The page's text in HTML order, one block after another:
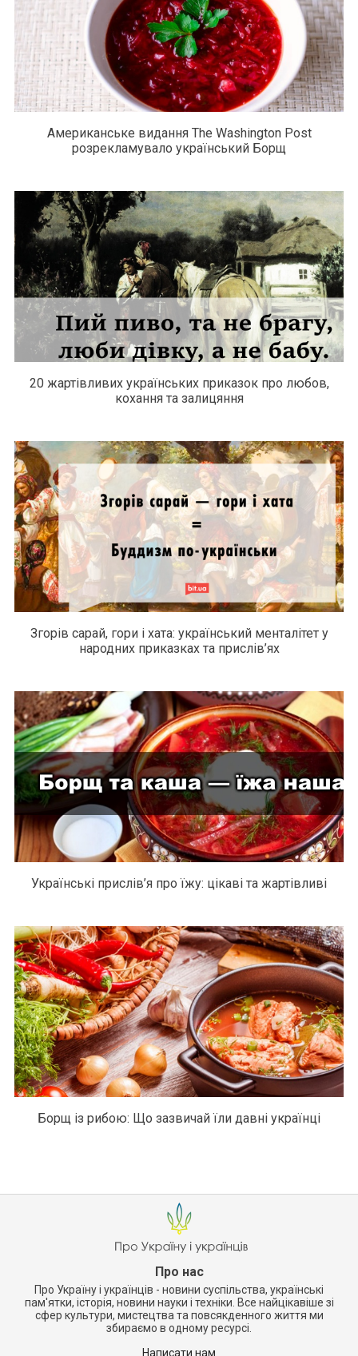
Американське видання The Washington Post
розрекламувало український Борщ
20 жартівливих українських приказок про любов,
кохання та залицяння
Згорів сарай, гори і хата: український менталітет у
народних приказках та прислів’ях
Українські прислів’я про їжу: цікаві та жартівливі
Борщ із рибою: Що зазвичай їли давні українці
Про нас
Про Україну і українців - новини суспільства, українські
пам'ятки, історія, новини науки і техніки. Все найцікавіше зі
сфер культури, мистецтва та повсякденного життя ми
збираємо в одному ресурсі.
Написати нам